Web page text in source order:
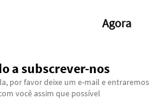
Agora
a subscrever-nos
por favor deixe um e-mail e entraremos
você assim que possível